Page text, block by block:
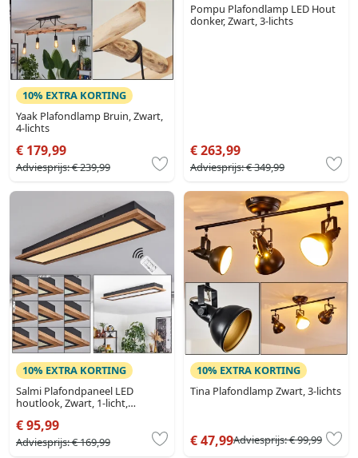
10% EXTRA KORTING
Yaak Plafondlamp Bruin, Zwart,
4-lichts
€ 179,99
Adviesprijs:€ 239,99
Pompu Plafondlamp LED Hout
donker, Zwart, 3-lichts
€ 263,99
Adviesprijs:€ 349,99
10% EXTRA KORTING
Salmi Plafondpaneel LED
houtlook, Zwart, 1-licht,
€ 95,99
Adviesprijs:€ 169,99
10% EXTRA KORTING
Tina Plafondlamp Zwart, 3-lichts
€ 47,99Adviesprijs:€ 99,99